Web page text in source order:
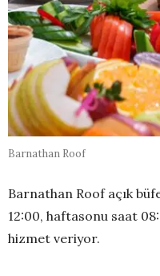
Barnathan Roof
Barnathan Roof açık
12:00, haftasonu saat
hizmet veriyor.